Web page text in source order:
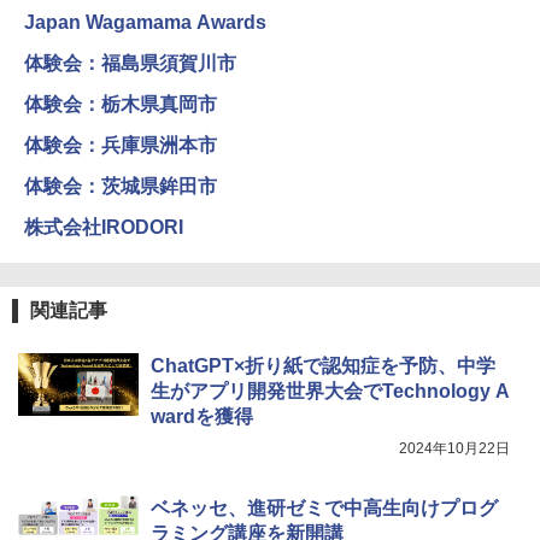
Japan Wagamama Awards
体験会：福島県須賀川市
体験会：栃木県真岡市
体験会：兵庫県洲本市
体験会：茨城県鉾田市
株式会社IRODORI
関連記事
ChatGPT×折り紙で認知症を予防、中学
生がアプリ開発世界大会でTechnology A
wardを獲得
2024年10月22日
ベネッセ、進研ゼミで中高生向けプログ
ラミング講座を新開講